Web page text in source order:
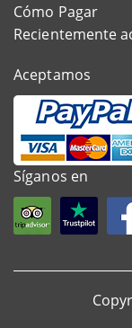
Cómo Pagar
Recientemente
Aceptamos
Síganos en